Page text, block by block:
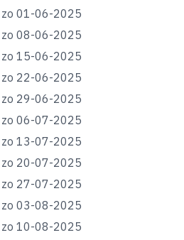
zo 01-06-2025
zo 08-06-2025
zo 15-06-2025
zo 22-06-2025
zo 29-06-2025
zo 06-07-2025
zo 13-07-2025
zo 20-07-2025
zo 27-07-2025
zo 03-08-2025
zo 10-08-2025